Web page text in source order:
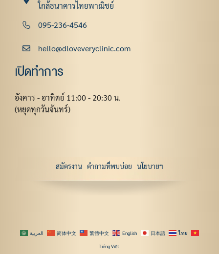
ใกล้ธนาคารไทยพาณิชย์
095-236-4546
hello@dloveveryclinic.com
เปิดทำการ
อังคาร - อาทิตย์ 11:00 - 20:30 น.
(หยุดทุกวันจันทร์)
สมัครงาน คำถามที่พบบ่อย นโยบายฯ
العربية 简体中文 繁體中文 English 日本語 ไทย
Tiếng Việt